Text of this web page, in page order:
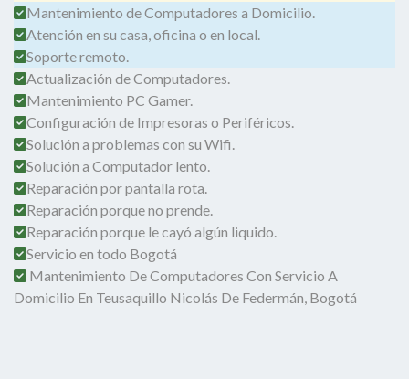
Mantenimiento de Computadores a Domicilio.
Atención en su casa, oficina o en local.
Soporte remoto.
Actualización de Computadores.
Mantenimiento PC Gamer.
Configuración de Impresoras o Periféricos.
Solución a problemas con su Wifi.
Solución a Computador lento.
Reparación por pantalla rota.
Reparación porque no prende.
Reparación porque le cayó algún liquido.
Servicio en todo Bogotá
Mantenimiento De Computadores Con Servicio A
Domicilio En Teusaquillo Nicolás De Federmán, Bogotá